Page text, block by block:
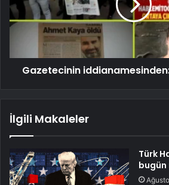
Gazetecinin
İlgili Makaleler
Türk
bugün